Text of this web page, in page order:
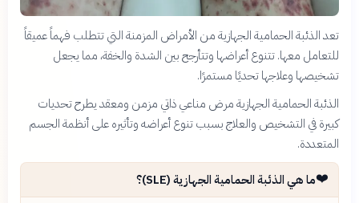
تعد الذئبة الحمامية الجهازية من الأمراض المزمنة التي تتطلب فهماً عميقاً
للتعامل معها. تتنوع أعراضها وتتأرجح بين الشدة والخفة، مما يجعل
تشخيصها وعلاجها تحديًا مستمرًا.
الذئبة الحمامية الجهازية مرض مناعي ذاتي مزمن ومعقد يطرح تحديات
كبيرة في التشخيص والعلاج بسبب تنوع أعراضه وتأثيره على أنظمة الجسم
المتعددة.
❤️ما هي الذئبة الحمامية الجهازية (SLE)؟